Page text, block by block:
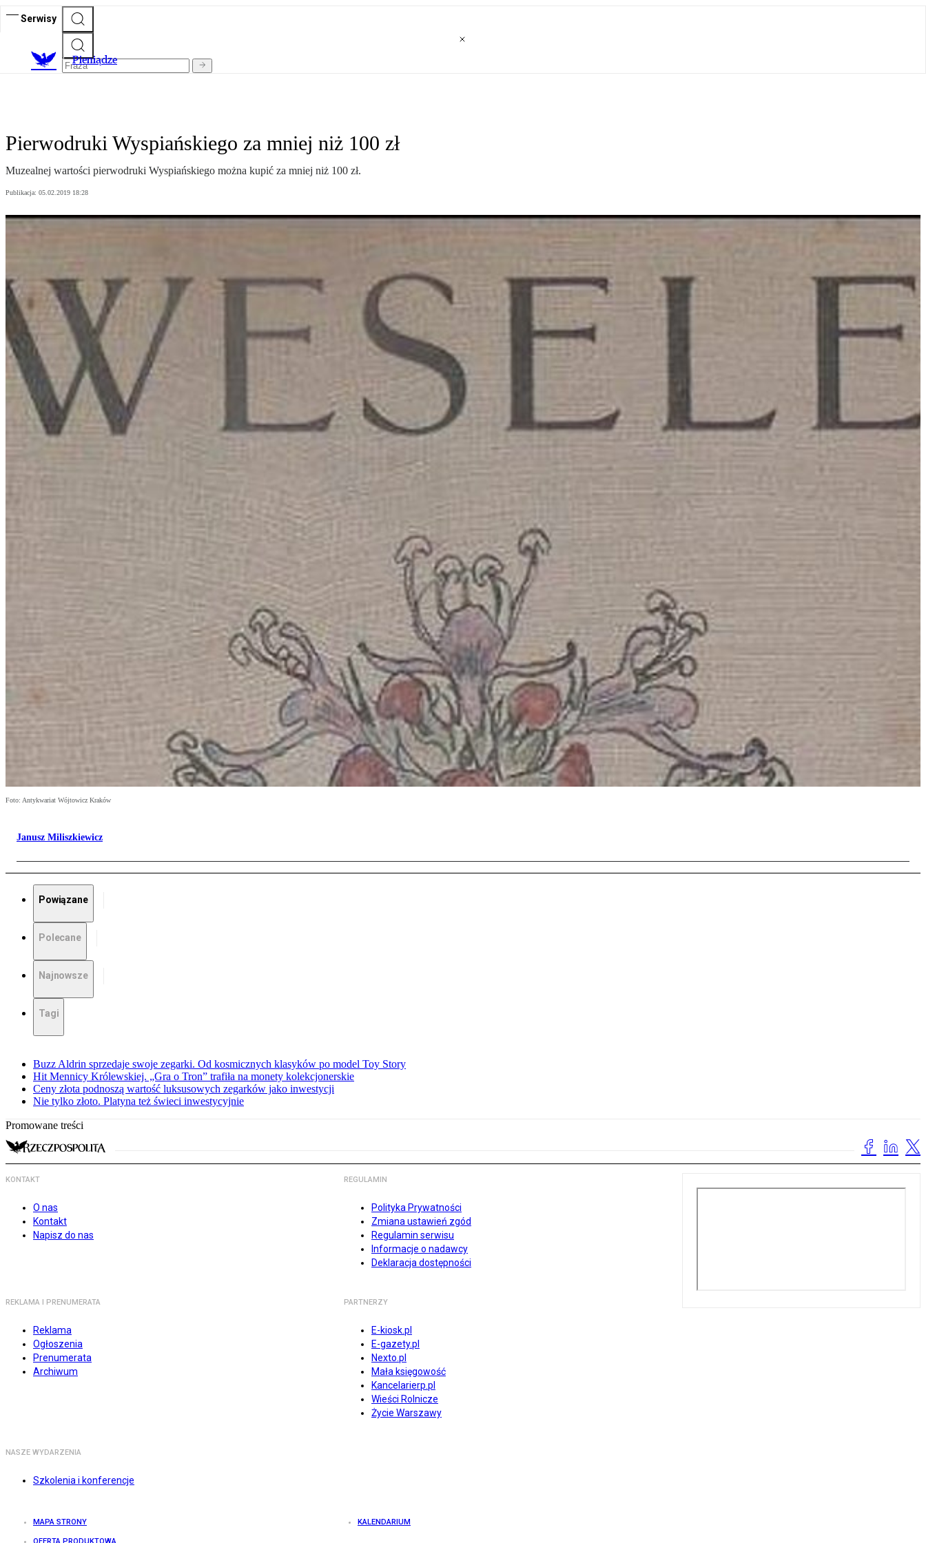
Serwisy
Pieniądze
Pierwodruki Wyspiańskiego za mniej niż 100 zł
Muzealnej wartości pierwodruki Wyspiańskiego można kupić za mniej niż 100 zł.
Publikacja: 05.02.2019 18:28
Foto: Antykwariat Wójtowicz Kraków
Janusz Miliszkiewicz
Powiązane
Polecane
Najnowsze
Tagi
Buzz Aldrin sprzedaje swoje zegarki. Od kosmicznych klasyków po model Toy Story
Hit Mennicy Królewskiej. „Gra o Tron” trafiła na monety kolekcjonerskie
Ceny złota podnoszą wartość luksusowych zegarków jako inwestycji
Nie tylko złoto. Platyna też świeci inwestycyjnie
Promowane treści
KONTAKT
O nas
Kontakt
Napisz do nas
REGULAMIN
Polityka Prywatności
Zmiana ustawień zgód
Regulamin serwisu
Informacje o nadawcy
Deklaracja dostępności
REKLAMA I PRENUMERATA
Reklama
Ogłoszenia
Prenumerata
Archiwum
PARTNERZY
E-kiosk.pl
E-gazety.pl
Nexto.pl
Mała księgowość
Kancelarierp.pl
Wieści Rolnicze
Życie Warszawy
NASZE WYDARZENIA
Szkolenia i konferencje
MAPA STRONY KALENDARIUM